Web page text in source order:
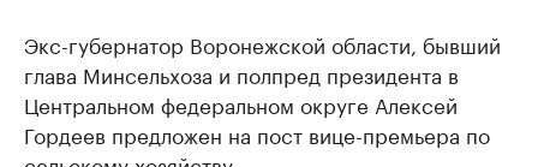
Экс-губернатор Воронежской области, бывший
глава Минсельхоза и полпред президента в
Центральном федеральном округе Алексей
Гордеев предложен на пост вице-премьера по